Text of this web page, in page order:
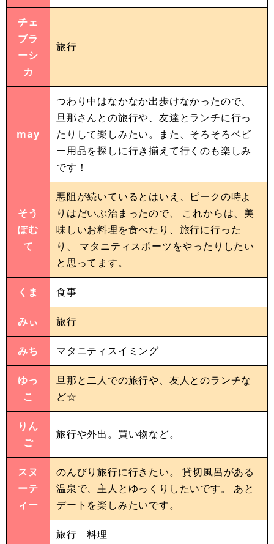
チェ
ブラ
ーシ
カ
旅行
may
つわり中はなかなか出歩けなかったので、
旦那さんとの旅行や、友達とランチに行っ
たりして楽しみたい。また、そろそろベビ
ー用品を探しに行き揃えて行くのも楽しみ
です！
そう
ぽむ
て
悪阻が続いているとはいえ、ピークの時よ
りはだいぶ治まったので、 これからは、美
味しいお料理を食べたり、旅行に行った
り、 マタニティスポーツをやったりしたい
と思ってます。
くま 食事
みぃ 旅行
みち マタニティスイミング
ゆっ
こ
旦那と二人での旅行や、友人とのランチな
ど☆
りん
ご
旅行や外出。買い物など。
スヌ
ーテ
ィー
のんびり旅行に行きたい。 貸切風呂がある
温泉で、主人とゆっくりしたいです。 あと
デートを楽しみたいです。
旅行 料理